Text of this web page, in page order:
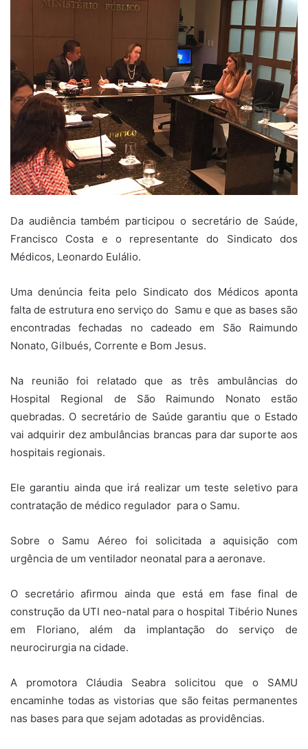
Da audiência também participou o secretário de Saúde,
Francisco Costa e o representante do Sindicato dos
Médicos, Leonardo Eulálio.
Uma denúncia feita pelo Sindicato dos Médicos aponta
falta de estrutura eno serviço do Samu e que as bases são
encontradas fechadas no cadeado em São Raimundo
Nonato, Gilbués, Corrente e Bom Jesus.
Na reunião foi relatado que as três ambulâncias do
Hospital Regional de São Raimundo Nonato estão
quebradas. O secretário de Saúde garantiu que o Estado
vai adquirir dez ambulâncias brancas para dar suporte aos
hospitais regionais.
Ele garantiu ainda que irá realizar um teste seletivo para
contratação de médico regulador para o Samu.
Sobre o Samu Aéreo foi solicitada a aquisição com
urgência de um ventilador neonatal para a aeronave.
O secretário afirmou ainda que está em fase final de
construção da UTI neo-natal para o hospital Tibério Nunes
em Floriano, além da implantação do serviço de
neurocirurgia na cidade.
A promotora Cláudia Seabra solicitou que o SAMU
encaminhe todas as vistorias que são feitas permanentes
nas bases para que sejam adotadas as providências.